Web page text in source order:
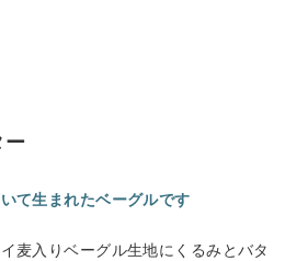
ー
て生まれたベーグルです
麦入りベーグル生地にくるみとバタ